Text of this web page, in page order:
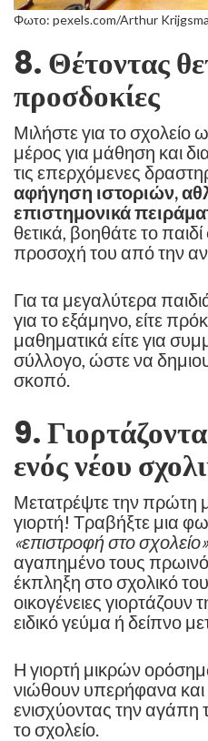
Φωτο: pexels.com/Arthur
8. Θέτοντας
προσδοκίες
Μιλήστε για το
μέρος για μάθηση και
τις επερχόμενες
αφήγηση ιστοριών,
επιστημονικά
θετικά, βοηθάτε το
προσοχή του από την
Για τα μεγαλύτερα
για το εξάμηνο, είτε
μαθηματικά είτε για
σύλλογο, ώστε να
σκοπό.
9.
ενός νέου
Μετατρέψτε την πρώτη
γιορτή! Τραβήξτε μια
«επιστροφή στο σχολείο»
αγαπημένο τους πρωινό
έκπληξη στο σχολικό
οικογένειες γιορτάζουν
ειδικό γεύμα ή δείπνο
Η γιορτή μικρών
νιώθουν υπερήφανα και
ενισχύοντας την αγάπη
το σχολείο.